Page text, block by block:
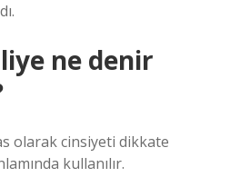
ne denir
olarak cinsiyeti dikkate
kullanılır.